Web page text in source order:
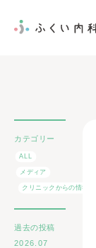
カテゴリー
ALL
メディア
クリニックからの情報
過去の投稿
2026.07